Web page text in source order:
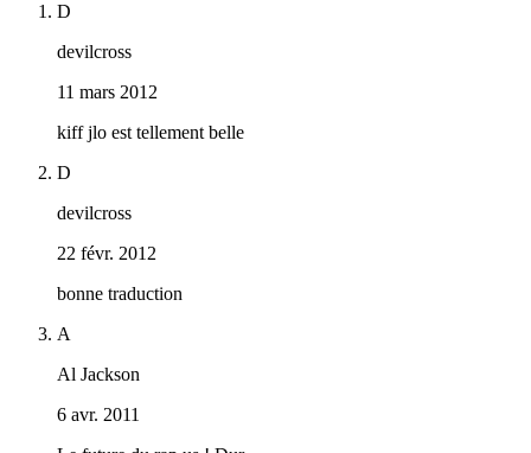
D
devilcross
11 mars 2012
kiff jlo est tellement belle
D
devilcross
22 févr. 2012
bonne traduction
A
Al Jackson
6 avr. 2011